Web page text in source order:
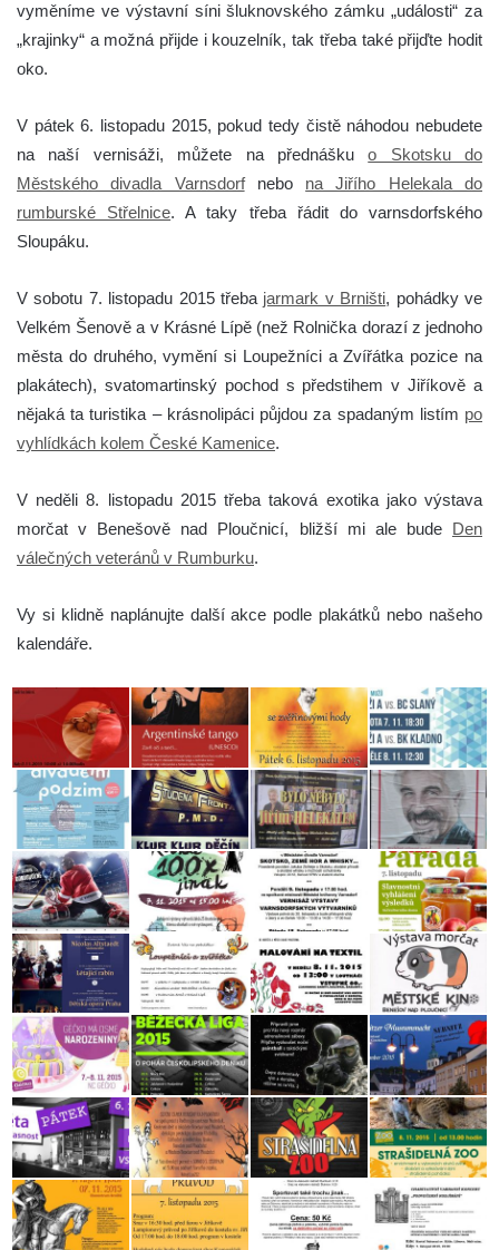
vyměníme ve výstavní síni šluknovského zámku „události“ za
„krajinky“ a možná přijde i kouzelník, tak třeba také přijďte hodit
oko.
V pátek 6. listopadu 2015, pokud tedy čistě náhodou nebudete
na naší vernisáži, můžete na přednáškuo Skotsku do
Městského divadla Varnsdorfnebo na Jiřího Helekala do
rumburské Střelnice. A taky třeba řádit do varnsdorfského
Sloupáku.
V sobotu 7. listopadu 2015 třeba jarmark v Brništi, pohádky ve
Velkém Šenově a v Krásné Lípě (než Rolnička dorazí z jednoho
města do druhého, vymění si Loupežníci a Zvířátka pozice na
plakátech), svatomartinský pochod s předstihem v Jiříkově a
nějaká ta turistika – krásnolipáci půjdou za spadaným listím po
vyhlídkách kolem České Kamenice.
V neděli 8. listopadu 2015 třeba taková exotika jako výstava
morčat v Benešově nad Ploučnicí, bližší mi ale bude Den
válečných veteránů v Rumburku.
Vy si klidně naplánujte další akce podle plakátků nebo našeho
kalendáře.